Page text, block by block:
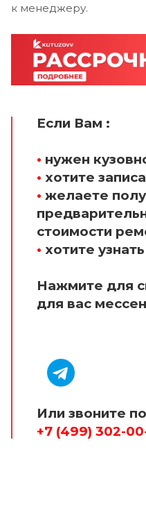
к менеджеру.
Если Вам :
• нужен
• хотите
• желаете
стоимости
• хотите
Нажмите для
для вас
Или звоните
+7 (499) 302-